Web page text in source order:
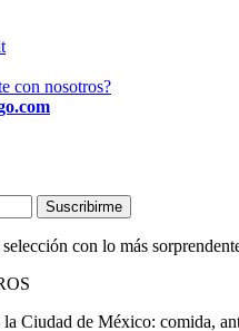
con nosotros?
Suscribirme
con lo más
Ciudad de México: comida,